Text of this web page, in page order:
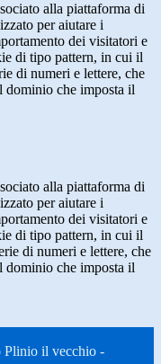
alla piattaforma di
per aiutare i
dei visitatori e
di tipo pattern, in cui il
di numeri e lettere, che
dominio che imposta il
alla piattaforma di
per aiutare i
dei visitatori e
di tipo pattern, in cui il
di numeri e lettere, che
dominio che imposta il
Plinio il vecchio -